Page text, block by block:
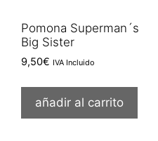
Pomona Superman´s
Big Sister
9,50€ IVA Incluido
añadir al carrito